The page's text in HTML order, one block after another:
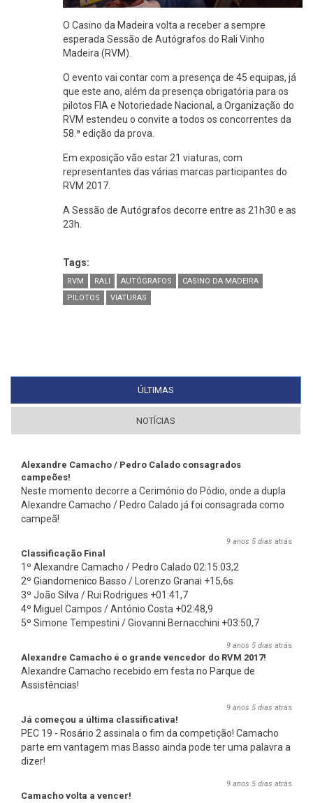
O Casino da Madeira volta a receber a sempre
esperada Sessão de Autógrafos do Rali Vinho
Madeira (RVM).
O evento vai contar com a presença de 45 equipas, já
que este ano, além da presença obrigatória para os
pilotos FIA e Notoriedade Nacional, a Organização do
RVM estendeu o convite a todos os concorrentes da
58.ª edição da prova.
Em exposição vão estar 21 viaturas, com
representantes das várias marcas participantes do
RVM 2017.
A Sessão de Autógrafos decorre entre as 21h30 e as
23h.
Tags:
RVM RALI AUTÓGRAFOS
CASINO DA MADEIRA
PILOTOS
VIATURAS
ÚLTIMAS
NOTÍCIAS
Alexandre Camacho / Pedro Calado consagrados
campeões!
Neste momento decorre a Cerimónio do Pódio, onde a dupla
Alexandre Camacho / Pedro Calado já foi consagrada como
campeã!
9 anos 5 dias atrás
Classificação Final
1º Alexandre Camacho / Pedro Calado 02:15:03,2
2º Giandomenico Basso / Lorenzo Granai +15,6s
3º João Silva / Rui Rodrigues +01:41,7
4º Miguel Campos / António Costa +02:48,9
5º Simone Tempestini / Giovanni Bernacchini +03:50,7
9 anos 5 dias atrás
Alexandre Camacho é o grande vencedor do RVM 2017!
Alexandre Camacho recebido em festa no Parque de
Assistências!
9 anos 5 dias atrás
Já começou a última classificativa!
PEC 19 - Rosário 2 assinala o fim da competição! Camacho
parte em vantagem mas Basso ainda pode ter uma palavra a
dizer!
9 anos 5 dias atrás
Camacho volta a vencer!